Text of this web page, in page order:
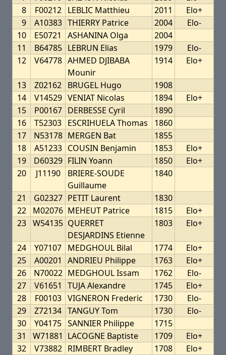
8
F00212 LEBLIC Matthieu 2011
Elo+
9
A10383 THIERRY Patrice 2004
Elo-
10
E50721 ASHANINA Olga
2004
11
B64785 LEBRUN Elias 1979
Elo-
12
V64778 AHMED DJIBABA
Mounir
1914 Elo+
13 Z02162 BRUGEL Hugo
1908
14
V14529 VENIAT Nicolas 1894
Elo+
15
P00167 DERBESSE Cyril
1890
16
T52303 ESCRIHUELA Thomas
1860
17
N53178 MERGEN Bat
1855
18
A51233 COUSIN Benjamin 1853
Elo+
19
D60329 FILIN Yoann 1850
Elo+
20
J11190
BRIERE-SOUDE
Guillaume
1840
21 G02327 PETIT Laurent
1830
22
M02076 MEHEUT Patrice 1815
Elo+
23 W54135 QUERRET
DESJARDINS Etienne
1803 Elo+
24 Y07107 MEDGHOUL Bilal 1774
Elo+
25
A00201 ANDRIEU Philippe 1763
Elo+
26
N70022 MEDGHOUL Issam 1762
Elo-
27
V61651 TUJA Alexandre 1745
Elo+
28
F00103 VIGNERON Frederic 1730
Elo-
29
Z72134 TANGUY Tom 1730
Elo-
30
Y04175 SANNIER Philippe
1715
31
W71881 LACOGNE Baptiste 1709
Elo+
32
V73882 RIMBERT Bradley 1708
Elo+